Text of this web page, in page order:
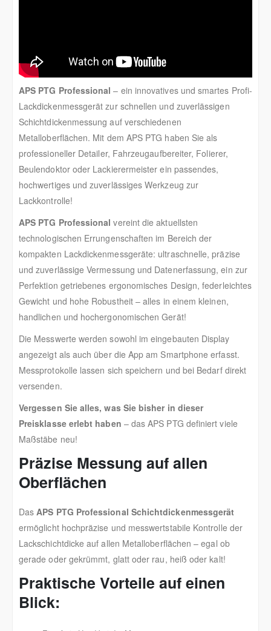
APS PTG Professional – ein innovatives und smartes Profi-
Lackdickenmessgerät zur schnellen und zuverlässigen
Schichtdickenmessung auf verschiedenen
Metalloberflächen. Mit dem APS PTG haben Sie als
professioneller Detailer, Fahrzeugaufbereiter, Folierer,
Beulendoktor oder Lackierermeister ein passendes,
hochwertiges und zuverlässiges Werkzeug zur
Lackkontrolle!
APS PTG Professional vereint die aktuellsten
technologischen Errungenschaften im Bereich der
kompakten Lackdickenmessgeräte: ultraschnelle, präzise
und zuverlässige Vermessung und Datenerfassung, ein zur
Perfektion getriebenes ergonomisches Design, federleichtes
Gewicht und hohe Robustheit – alles in einem kleinen,
handlichen und hochergonomischen Gerät!
Die Messwerte werden sowohl im eingebauten Display
angezeigt als auch über die App am Smartphone erfasst.
Messprotokolle lassen sich speichern und bei Bedarf direkt
versenden.
Vergessen Sie alles, was Sie bisher in dieser
Preisklasse erlebt haben – das APS PTG definiert viele
Maßstäbe neu!
Präzise Messung auf allen
Oberflächen
Das APS PTG Professional Schichtdickenmessgerät
ermöglicht hochpräzise und messwertstabile Kontrolle der
Lackschichtdicke auf allen Metalloberflächen – egal ob
gerade oder gekrümmt, glatt oder rau, heiß oder kalt!
Praktische Vorteile auf einen
Blick: